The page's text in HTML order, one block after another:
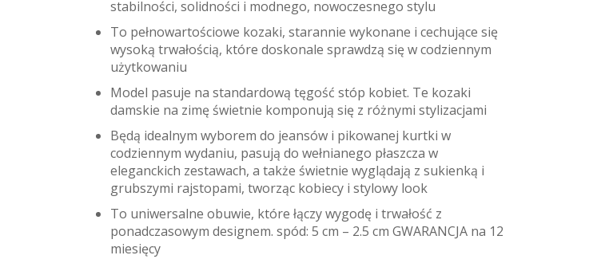
stabilności, solidności i modnego, nowoczesnego stylu
To pełnowartościowe kozaki, starannie wykonane i cechujące się
wysoką trwałością, które doskonale sprawdzą się w codziennym
użytkowaniu
Model pasuje na standardową tęgość stóp kobiet. Te kozaki
damskie na zimę świetnie komponują się z różnymi stylizacjami
Będą idealnym wyborem do jeansów i pikowanej kurtki w
codziennym wydaniu, pasują do wełnianego płaszcza w
eleganckich zestawach, a także świetnie wyglądają z sukienką i
grubszymi rajstopami, tworząc kobiecy i stylowy look
To uniwersalne obuwie, które łączy wygodę i trwałość z
ponadczasowym designem. spód: 5 cm – 2.5 cm GWARANCJA na 12
miesięcy